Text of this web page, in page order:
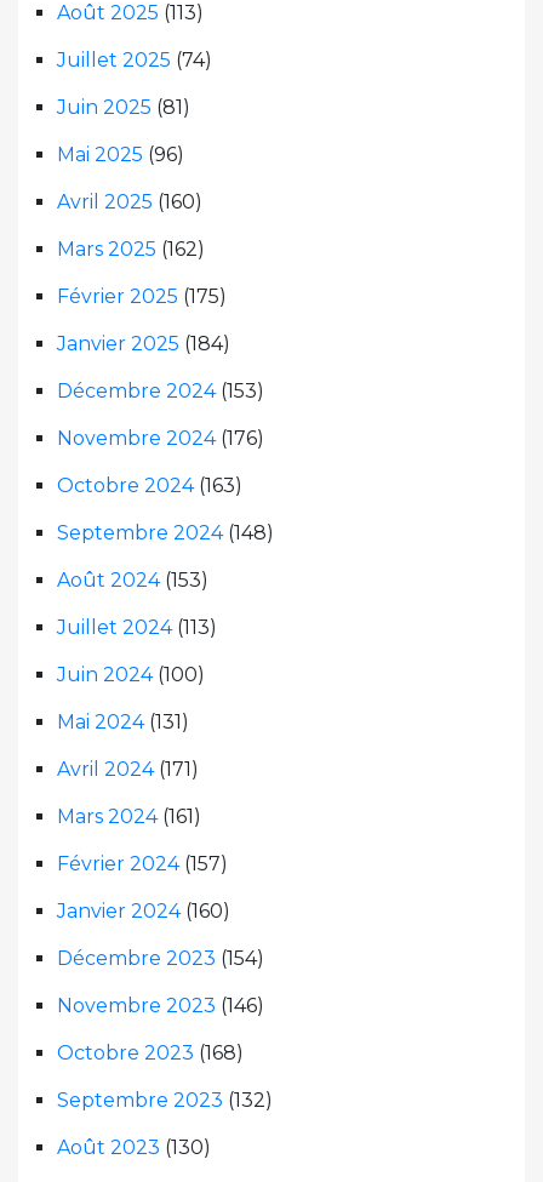
Août 2025 (113)
Juillet 2025 (74)
Juin 2025 (81)
Mai 2025 (96)
Avril 2025 (160)
Mars 2025 (162)
Février 2025 (175)
Janvier 2025 (184)
Décembre 2024(153)
Novembre 2024(176)
Octobre 2024(163)
Septembre 2024(148)
Août 2024(153)
Juillet 2024(113)
Juin 2024(100)
Mai 2024(131)
Avril 2024(171)
Mars 2024(161)
Février 2024(157)
Janvier 2024(160)
Décembre 2023 (154)
Novembre 2023 (146)
Octobre 2023 (168)
Septembre 2023 (132)
Août 2023 (130)